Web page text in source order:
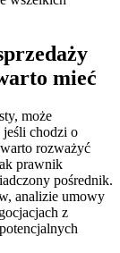
mieć
może
jeśli chodzi o
rozważyć
prawnik
pośrednik.
analizie umowy
z